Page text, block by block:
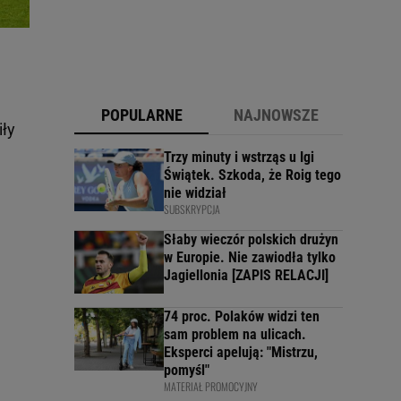
POPULARNE NAJNOWSZE
Trzy minuty i wstrząs u Igi
Świątek. Szkoda, że Roig tego
nie widział
SUBSKRYPCJA
Słaby wieczór polskich drużyn
w Europie. Nie zawiodła tylko
Jagiellonia [ZAPIS RELACJI]
74 proc. Polaków widzi ten
sam problem na ulicach.
Eksperci apelują: "Mistrzu,
pomyśl"
MATERIAŁ PROMOCYJNY